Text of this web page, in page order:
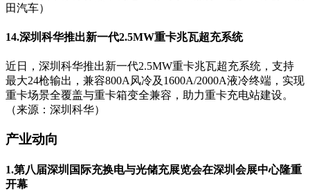
田汽车）
14.深圳科华推出新一代2.5MW重卡兆瓦超充系统
近日，深圳科华推出新一代2.5MW重卡兆瓦超充系统，支持
最大24枪输出，兼容800A风冷及1600A/2000A液冷终端，实现
重卡场景全覆盖与重卡箱变全兼容，助力重卡充电站建设。
（来源：深圳科华）
产业动向
1.第八届深圳国际充换电与光储充展览会在深圳会展中心隆重
开幕